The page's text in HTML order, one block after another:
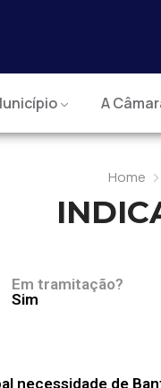
A
Home
Em tramitação?
Sim
necessidade de